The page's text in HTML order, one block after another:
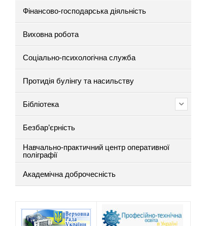
Фінансово-господарська діяльність
Виховна робота
Соціально-психологічна служба
Протидія булінгу та насильству
Бібліотека
Безбар’єрність
Навчально-практичний центр оперативної
поліграфії
Академічна доброчесність